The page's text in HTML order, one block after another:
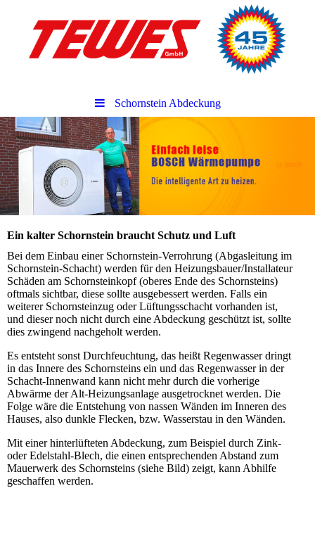
Schornstein Abdeckung
Ein kalter Schornstein braucht Schutz und Luft
Bei dem Einbau einer Schornstein-Verrohrung (Abgasleitung im
Schornstein-Schacht) werden für den Heizungsbauer/Installateur
Schäden am Schornsteinkopf (oberes Ende des Schornsteins)
oftmals sichtbar, diese sollte ausgebessert werden. Falls ein
weiterer Schornsteinzug oder Lüftungsschacht vorhanden ist,
und dieser noch nicht durch eine Abdeckung geschützt ist, sollte
dies zwingend nachgeholt werden.
Es entsteht sonst Durchfeuchtung, das heißt Regenwasser dringt
in das Innere des Schornsteins ein und das Regenwasser in der
Schacht-Innenwand kann nicht mehr durch die vorherige
Abwärme der Alt-Heizungsanlage ausgetrocknet werden. Die
Folge wäre die Entstehung von nassen Wänden im Inneren des
Hauses, also dunkle Flecken, bzw. Wasserstau in den Wänden.
Mit einer hinterlüfteten Abdeckung, zum Beispiel durch Zink-
oder Edelstahl-Blech, die einen entsprechenden Abstand zum
Mauerwerk des Schornsteins (siehe Bild) zeigt, kann Abhilfe
geschaffen werden.